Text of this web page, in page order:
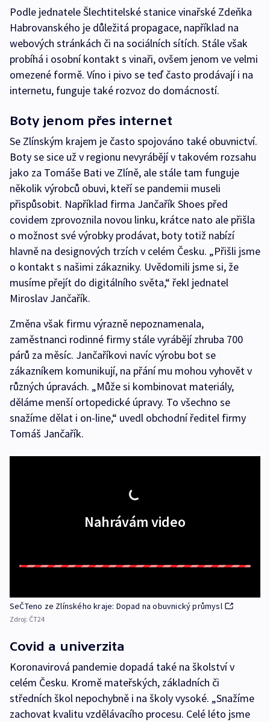
Podle jednatele Šlechtitelské stanice vinařské Zdeňka
Habrovanského je důležitá propagace, například na
webových stránkách či na sociálních sítích. Stále však
probíhá i osobní kontakt s vinaři, ovšem jenom ve velmi
omezené formě. Víno i pivo se teď často prodávají i na
internetu, funguje také rozvoz do domácností.
Boty jenom přes internet
Se Zlínským krajem je často spojováno také obuvnictví.
Boty se sice už v regionu nevyrábějí v takovém rozsahu
jako za Tomáše Bati ve Zlíně, ale stále tam funguje
několik výrobců obuvi, kteří se pandemii museli
přispůsobit. Například firma Jančařík Shoes před
covidem zprovoznila novou linku, krátce nato ale přišla
o možnost své výrobky prodávat, boty totiž nabízí
hlavně na designových trzích v celém Česku. „Přišli jsme
o kontakt s našimi zákazniky. Uvědomili jsme si, že
musíme přejít do digitálního světa,“ řekl jednatel
Miroslav Jančařík.
Změna však firmu výrazně nepoznamenala,
zaměstnanci rodinné firmy stále vyrábějí zhruba 700
párů za měsíc. Jančaříkovi navíc výrobu bot se
zákazníkem komunikují, na přání mu mohou vyhovět v
různých úpravách. „Může si kombinovat materiály,
děláme menší ortopedické úpravy. To všechno se
snažíme dělat i on-line,“ uvedl obchodní ředitel firmy
Tomáš Jančařík.
Nahrávám video
SeČTeno ze Zlínského kraje: Dopad na obuvnický průmysl
Zdroj: ČT24
Covid a univerzita
Koronavirová pandemie dopadá také na školství v
celém Česku. Kromě mateřských, základních či
středních škol nepochybně i na školy vysoké. „Snažíme
zachovat kvalitu vzdělávacího procesu. Celé léto jsme